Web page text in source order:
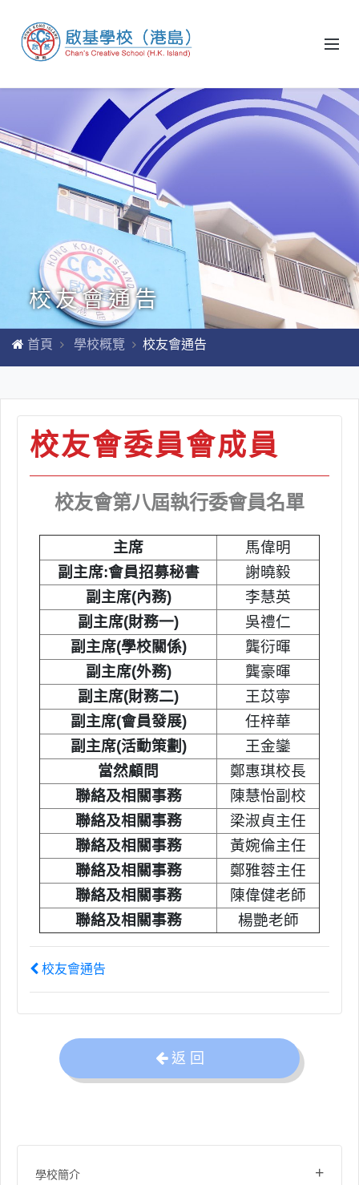
校友會通告
首頁 學校概覽 校友會通告
學校簡介 +
校友會委員會成員
校友會第八屆執行委會員名單
主席
馬偉明
副主席:會員招募秘書
謝曉毅
副主席(內務)
李慧英
副主席(財務一)
吳禮仁
副主席(學校關係)
龔衍暉
副主席(外務)
龔豪暉
副主席(財務二)
王苡寧
副主席(會員發展)
任梓華
副主席(活動策劃)
王金鑾
當然顧問
鄭惠琪校長
聯絡及相關事務
陳慧怡副校
聯絡及相關事務
梁淑貞主任
聯絡及相關事務
黃婉倫主任
聯絡及相關事務
鄭雅蓉主任
聯絡及相關事務
陳偉健老師
聯絡及相關事務
楊艷老師
校友會通告
返 回